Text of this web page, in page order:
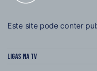
Este site pode conter
Ligas na TV